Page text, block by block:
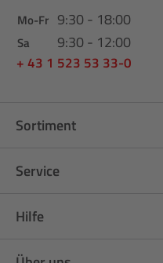
Mo-Fr 9:30 - 18:00
Sa 9:30 - 12:00
+ 43 1 523 53 33-0
Sortiment
Service
Hilfe